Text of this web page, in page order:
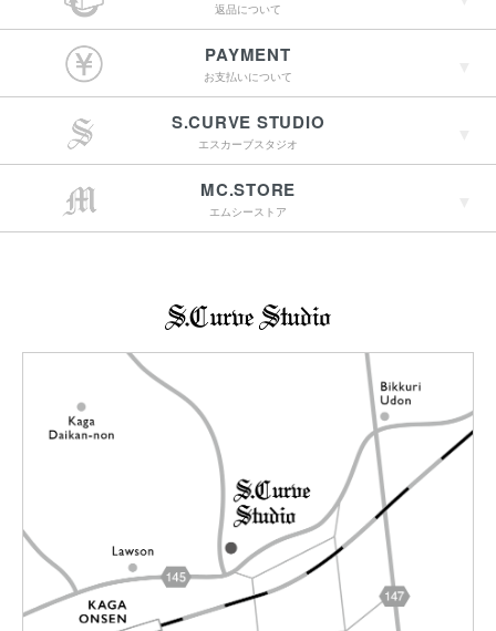
￥4,400（税込）以上
のご購入で送料無料
15:00までのご注文で
最短翌営業日配送
返品について
→詳しくはこちらへ
PAYMENT
お支払いについて
S.CURVE STUDIO
エスカーブスタジオ
MC.STORE
エムシーストア